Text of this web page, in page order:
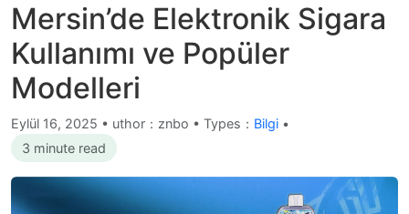
Mersin’de Elektronik Sigara
Kullanımı ve Popüler
Modelleri
Eylül 16, 2025 • uthor：znbo • Types： Bilgi •
3 minute read